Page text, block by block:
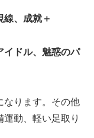
線、成就＋
イドル、魅惑のパ
なります。その他
動、軽い足取り